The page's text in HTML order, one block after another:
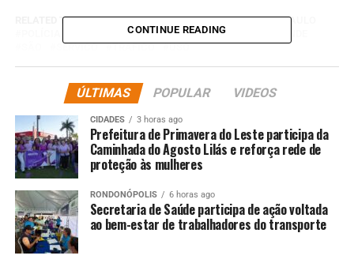
RELATED TOPICS: DESTAQUE DROGAS HOMEM
PAULO
POLICIA-NACIONAL POR POSTAL
SERVIÇO TRÁFICO USO
Serra Talhada (PE) festeja os 128 anos de nascimento de
DON'T MISS
Maíra Cardi reforma casa de funcionário após reprovar
escolha dele: ‘Muito ruim’
CONTINUE READING
ÚLTIMAS POPULAR VIDEOS
CIDADES 3 horas ago
Prefeitura de Primavera do Leste participa da
Caminhada do Agosto Lilás e reforça rede de
proteção às mulheres
RONDONÓPOLIS 6 horas ago
Secretaria de Saúde participa de ação voltada
ao bem-estar de trabalhadores do transporte